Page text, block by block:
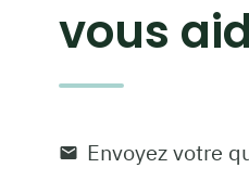
vous
Envoyez votre